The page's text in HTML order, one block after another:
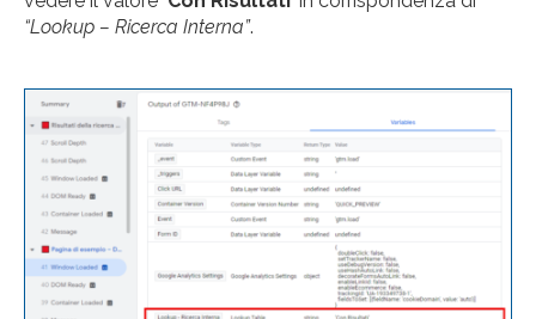
“Lookup – Ricerca Interna”.